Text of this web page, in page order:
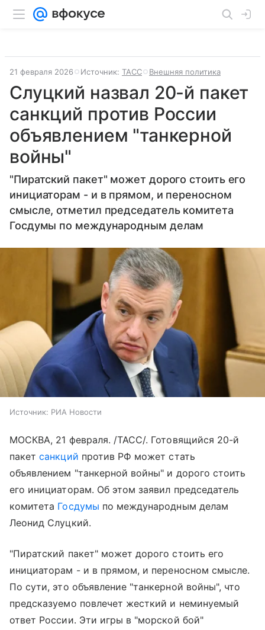
21 февраля 2026 Источник: ТАСС Внешняя политика
Слуцкий назвал 20-й пакет
санкций против России
объявлением "танкерной
войны"
"Пиратский пакет" может дорого стоить его
инициаторам - и в прямом, и переносном
смысле, отметил председатель комитета
Госдумы по международным делам
Источник: РИА Новости
МОСКВА, 21 февраля. /ТАСС/. Готовящийся 20-й
пакетсанкций против РФ может стать
объявлением "танкерной войны" и дорого стоить
его инициаторам. Об этом заявил председатель
комитета Госдумы по международным делам
Леонид Слуцкий.
"Пиратский пакет" может дорого стоить его
инициаторам - и в прямом, и переносном смысле.
По сути, это объявление "танкерной войны", что
предсказуемо повлечет жесткий и неминуемый
ответ России. Эти игры в "морской бой"